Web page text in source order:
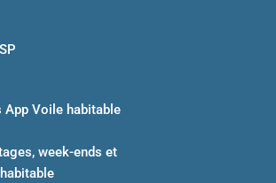
App Voile habitable
week-ends et